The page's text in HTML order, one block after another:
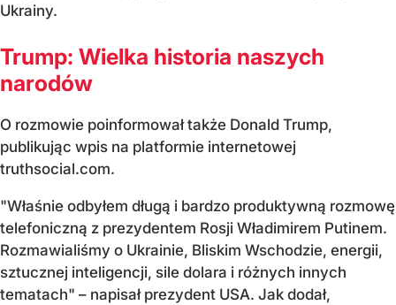
Ukrainy.
Trump: Wielka historia naszych
narodów
O rozmowie poinformował także Donald Trump,
publikując wpis na platformie internetowej
truthsocial.com.
"Właśnie odbyłem długą i bardzo produktywną rozmowę
telefoniczną z prezydentem Rosji Władimirem Putinem.
Rozmawialiśmy o Ukrainie, Bliskim Wschodzie, energii,
sztucznej inteligencji, sile dolara i różnych innych
tematach" – napisał prezydent USA. Jak dodał,